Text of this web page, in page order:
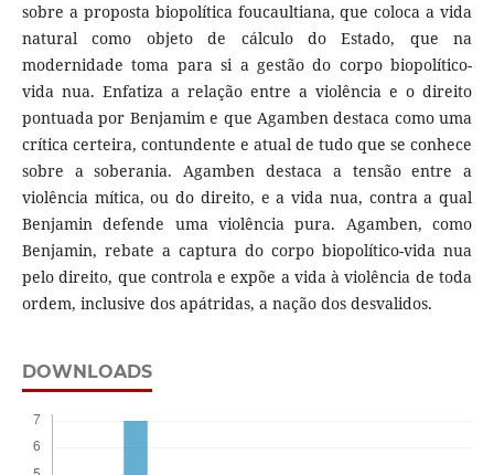
sobre a proposta biopolítica foucaultiana, que coloca a vida
natural como objeto de cálculo do Estado, que na
modernidade toma para si a gestão do corpo biopolítico-
vida nua. Enfatiza a relação entre a violência e o direito
pontuada por Benjamim e que Agamben destaca como uma
crítica certeira, contundente e atual de tudo que se conhece
sobre a soberania. Agamben destaca a tensão entre a
violência mítica, ou do direito, e a vida nua, contra a qual
Benjamin defende uma violência pura. Agamben, como
Benjamin, rebate a captura do corpo biopolítico-vida nua
pelo direito, que controla e expõe a vida à violência de toda
ordem, inclusive dos apátridas, a nação dos desvalidos.
DOWNLOADS